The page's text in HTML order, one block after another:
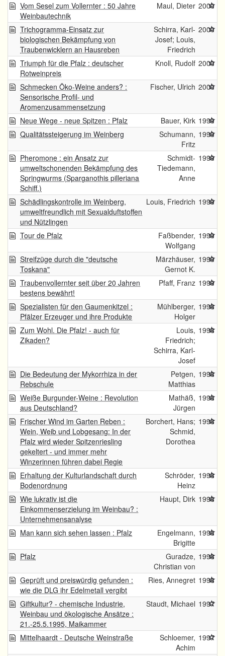
Vom Sesel zum Vollernter : 50 Jahre
Weinbautechnik
Maul, Dieter 2000
Trichogramma-Einsatz zur
biologischen Bekämpfung von
Traubenwicklern an Hausreben
Schirra, Karl-
Josef; Louis,
Friedrich
2000
Triumph für die Pfalz : deutscher
Rotweinpreis
Knoll, Rudolf 2000
Schmecken Öko-Weine anders? :
Sensorische Profil- und
Aromenzusammensetzung
Fischer, Ulrich 2000
Neue Wege - neue Spitzen : Pfalz Bauer, Kirk 1999
Qualitätssteigerung im Weinberg
Schumann,
Fritz
1999
Pheromone : ein Ansatz zur
umweltschonenden Bekämpfung des
Springwurms (Sparganothis pilleriana
Schiff.)
Schmidt-
Tiedemann,
Anne
1999
Schädlingskontrolle im Weinberg,
umweltfreundlich mit Sexualduftstoffen
und Nützlingen
Louis, Friedrich 1999
Tour de Pfalz
Faßbender,
Wolfgang
1999
Streifzüge durch die "deutsche
Toskana"
Märzhäuser,
Gernot K.
1999
Traubenvollernter seit über 20 Jahren
bestens bewährt!
Pfaff, Franz 1999
Spezialisten für den Gaumenkitzel :
Pfälzer Erzeuger und ihre Produkte
Mühlberger,
Holger
1998
Zum Wohl. Die Pfalz! - auch für
Zikaden?
Louis,
Friedrich;
Schirra, Karl-
Josef
1998
Die Bedeutung der Mykorrhiza in der
Rebschule
Petgen,
Matthias
1998
Weiße Burgunder-Weine : Revolution
aus Deutschland?
Mathäß,
Jürgen
1998
Frischer Wind im Garten Reben :
Wein, Weib und Lobgesang: In der
Pfalz wird wieder Spitzenriesling
gekeltert - und immer mehr
Winzerinnen führen dabei Regie
Borchert, Hans;
Schmid,
Dorothea
1998
Erhaltung der Kulturlandschaft durch
Bodenordnung
Schröder,
Heinz
1998
Wie lukrativ ist die
Einkommenserzielung im Weinbau? :
Unternehmensanalyse
Haupt, Dirk 1998
Man kann sich sehen lassen : Pfalz
Engelmann,
Brigitte
1998
Pfalz
Guradze,
Christian von
1998
Geprüft und preiswürdig gefunden :
wie die DLG ihr Edelmetall vergibt
Ries, Annegret 1998
Giftkultur? - chemische Industrie,
Weinbau und ökologische Ansätze :
21.-25.5.1995, Maikammer
Staudt, Michael 1997
Mittelhaardt - Deutsche Weinstraße
Schloemer,
Achim
1997